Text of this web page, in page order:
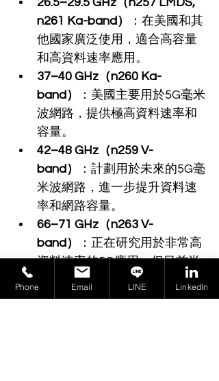
n261 Ka-band）
：在美國和其
他國家廣泛使用，適合高容量
和高資料速率應用。
37–40 GHz（n260 Ka-
band）
：美國主要用於5G毫米
波網路，提供極高資料速率和
容量。
42–48 GHz（n259 V-
band）
：計劃用於未來的5G毫
米波網路，進一步提升資料速
率和網路容量。
66–71 GHz（n263 V-
band）
：正在研究用於非常高
資料速率的5G應用，但目前尚
未大規模商用。
Phone Email LINE LinkedIn